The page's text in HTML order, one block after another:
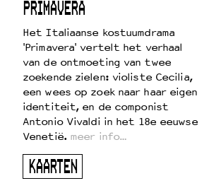
PRIMAVERA
Het Italiaanse kostuumdrama
'Primavera' vertelt het verhaal
van de ontmoeting van twee
zoekende zielen: violiste Cecilia,
een wees op zoek naar haar eigen
identiteit, en de componist
Antonio Vivaldi in het 18e eeuwse
Venetië. meer info…
KAARTEN